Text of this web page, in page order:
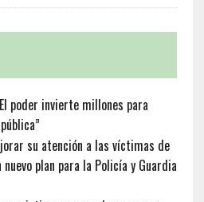
poder invierte millones para
su atención a las víctimas de
plan para la Policía y Guardia